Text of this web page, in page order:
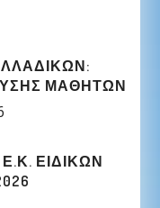
ΜΑΘΗΤΏΝ
ΕΙΔΙΚΩΝ